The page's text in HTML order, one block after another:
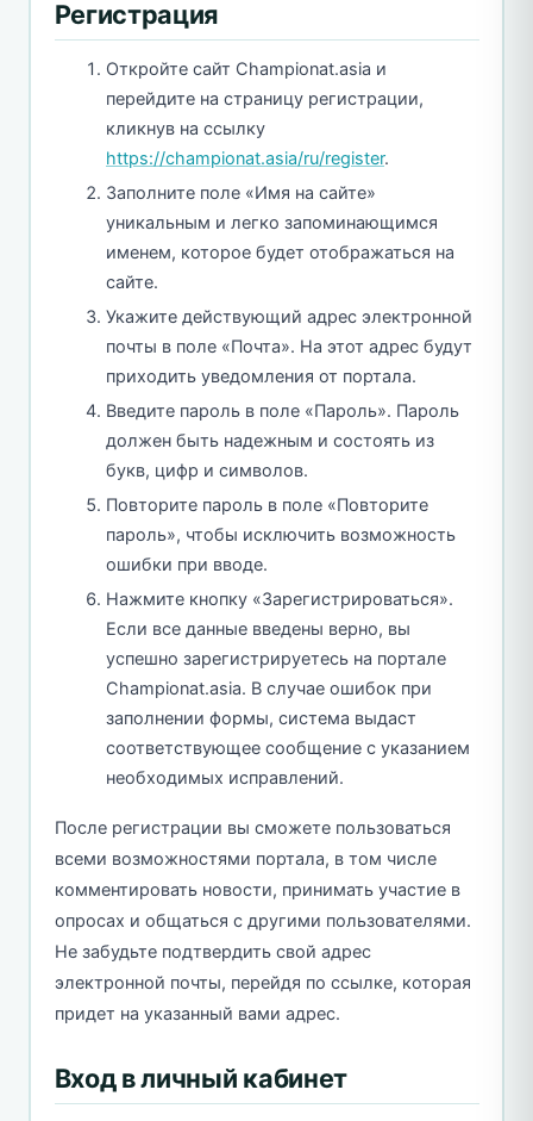
Регистрация
Откройте сайт Championat.asia и
перейдите на страницу регистрации,
кликнув на ссылку
https://championat.asia/ru/register.
Заполните поле «Имя на сайте»
уникальным и легко запоминающимся
именем, которое будет отображаться на
сайте.
Укажите действующий адрес электронной
почты в поле «Почта». На этот адрес будут
приходить уведомления от портала.
Введите пароль в поле «Пароль». Пароль
должен быть надежным и состоять из
букв, цифр и символов.
Повторите пароль в поле «Повторите
пароль», чтобы исключить возможность
ошибки при вводе.
Нажмите кнопку «Зарегистрироваться».
Если все данные введены верно, вы
успешно зарегистрируетесь на портале
Championat.asia. В случае ошибок при
заполнении формы, система выдаст
соответствующее сообщение с указанием
необходимых исправлений.
После регистрации вы сможете пользоваться
всеми возможностями портала, в том числе
комментировать новости, принимать участие в
опросах и общаться с другими пользователями.
Не забудьте подтвердить свой адрес
электронной почты, перейдя по ссылке, которая
придет на указанный вами адрес.
Вход в личный кабинет